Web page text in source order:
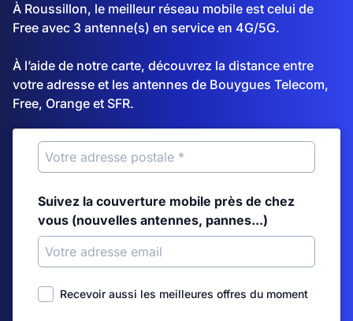
À Roussillon, le meilleur réseau mobile est celui de
Free avec 3 antenne(s) en service en 4G/5G.
À l’aide de notre carte, découvrez la distance entre
votre adresse et les antennes de Bouygues Telecom,
Free, Orange et SFR.
Suivez la couverture mobile près de chez
vous (nouvelles antennes, pannes...)
Recevoir aussi les meilleures offres du moment